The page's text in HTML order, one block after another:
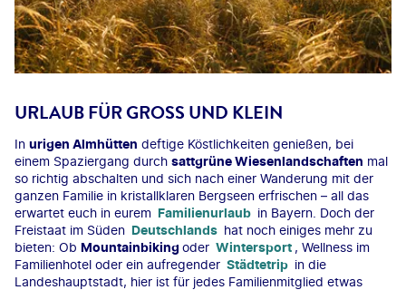
URLAUB FÜR GROSS UND KLEIN
In urigen Almhütten deftige Köstlichkeiten genießen, bei
einem Spaziergang durch sattgrüne Wiesenlandschaften mal
so richtig abschalten und sich nach einer Wanderung mit der
ganzen Familie in kristallklaren Bergseen erfrischen – all das
erwartet euch in eurem Familienurlaub in Bayern. Doch der
Freistaat im Süden Deutschlands hat noch einiges mehr zu
bieten: Ob Mountainbiking oder Wintersport , Wellness im
Familienhotel oder ein aufregender Städtetrip in die
Landeshauptstadt, hier ist für jedes Familienmitglied etwas